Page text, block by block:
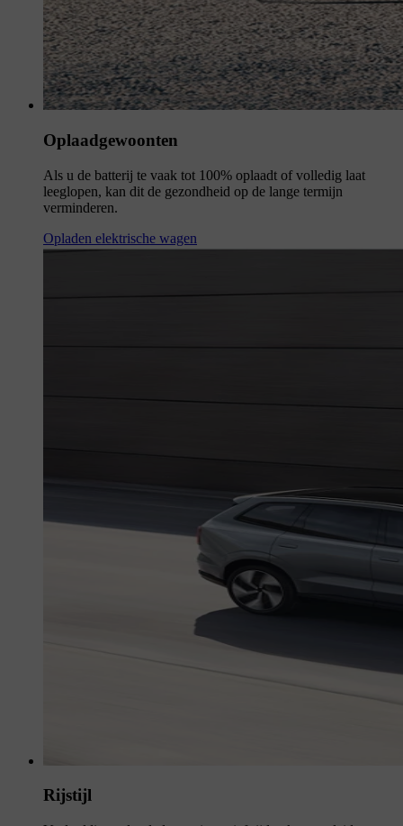
Oplaadgewoonten
Als u de batterij te vaak tot 100% oplaadt of volledig laat
leeglopen, kan dit de gezondheid op de lange termijn
verminderen.
Opladen elektrische wagen
Rijstijl